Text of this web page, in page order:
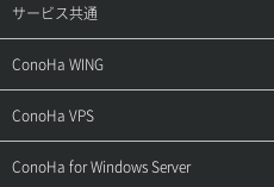
サービス共通
サポートトップ
ご契約・お支払い
ConoHa WING
サポートトップ
ご利用ガイド
ConoHa VPS
サポートトップ
ConoHa for Windows Server